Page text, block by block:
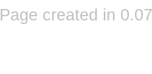
Page created in